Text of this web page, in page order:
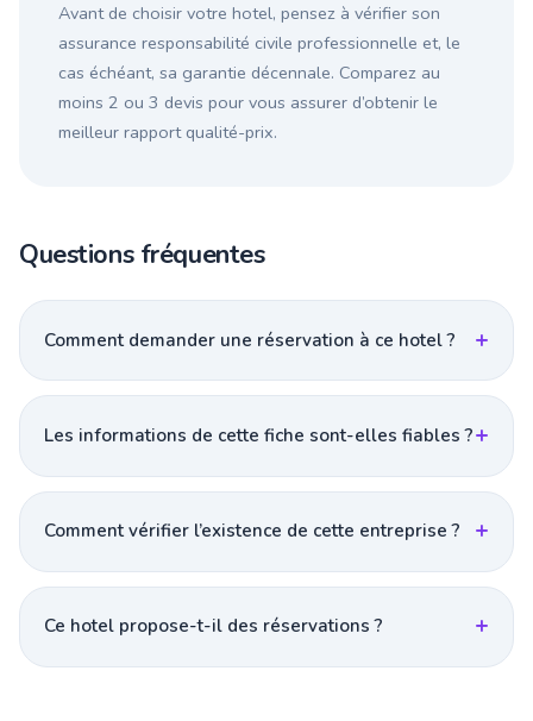
Avant de choisir votre hotel, pensez à vérifier son
assurance responsabilité civile professionnelle et, le
cas échéant, sa garantie décennale. Comparez au
moins 2 ou 3 devis pour vous assurer d’obtenir le
meilleur rapport qualité-prix.
Questions fréquentes
Comment demander une réservation à ce hotel ?
Les informations de cette fiche sont-elles fiables ?
Comment vérifier l’existence de cette entreprise ?
Ce hotel propose-t-il des réservations ?